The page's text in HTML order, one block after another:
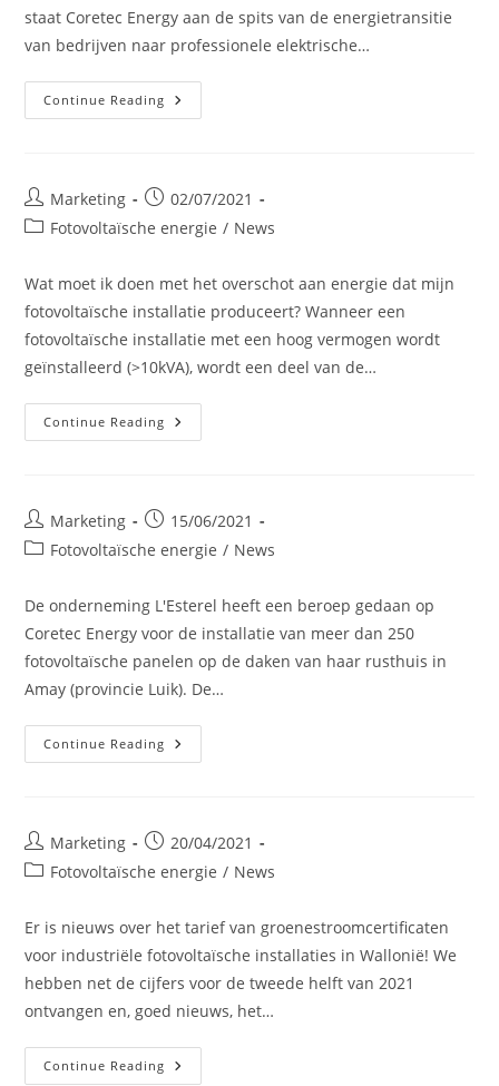
staat Coretec Energy aan de spits van de energietransitie
van bedrijven naar professionele elektrische…
Continue Reading Nieuw
Produkt
De
Laadpalen
Post
author:
Marketing
Post
published:
02/07/2021
PostFotovoltaïsche energie / News
Wat moet ik doen met het overschot aan energie dat mijn
fotovoltaïsche installatie produceert? Wanneer een
fotovoltaïsche installatie met een hoog vermogen wordt
geïnstalleerd (>10kVA), wordt een deel van de…
Continue Reading Te
Veel
Systeem?
Post
author:
Marketing
Post
published:
15/06/2021
PostFotovoltaïsche energie / News
De onderneming L'Esterel heeft een beroep gedaan op
Coretec Energy voor de installatie van meer dan 250
fotovoltaïsche panelen op de daken van haar rusthuis in
Amay (provincie Luik). De…
Continue Reading Installatie
Van
De
Onderneming
L’Esterel
Post
author:
Marketing
Post
published:
20/04/2021
PostFotovoltaïsche energie / News
Er is nieuws over het tarief van groenestroomcertificaten
voor industriële fotovoltaïsche installaties in Wallonië! We
hebben net de cijfers voor de tweede helft van 2021
ontvangen en, goed nieuws, het…
Continue Reading Nieuwe
Groenestroomcertificaten